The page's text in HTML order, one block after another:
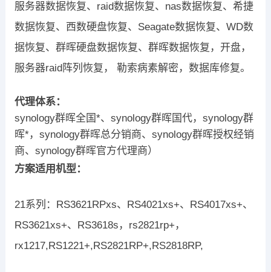
服务器数据恢复、raid数据恢复、nas数据恢复、希捷
数据恢复、西数硬盘恢复、Seagate数据恢复、WD数
据恢复、群晖硬盘数据恢复、群晖数据恢复，开盘，
服务器raid阵列恢复， 勒索病素解密，数据库修复。
代理体系：
synology群晖全国*、synology群晖国代，synology群
晖*，synology群晖总分销商、synology群晖授权经销
商、synology群晖官方代理商）
方案适用机型：
21系列：RS3621RPxs、RS4021xs+、RS4017xs+、
RS3621xs+、RS3618s，rs2821rp+，
rx1217,RS1221+,RS2821RP+,RS2818RP,